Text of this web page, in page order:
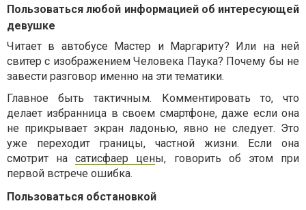
Пользоваться любой информацией об интересующей
девушке
Читает в автобусе Мастер и Маргариту? Или на ней
свитер с изображением Человека Паука? Почему бы не
завести разговор именно на эти тематики.
Главное быть тактичным. Комментировать то, что
делает избранница в своем смартфоне, даже если она
не прикрывает экран ладонью, явно не следует. Это
уже переходит границы, частной жизни. Если она
смотрит насатисфаер цены, говорить об этом при
первой встрече ошибка.
Пользоваться обстановкой